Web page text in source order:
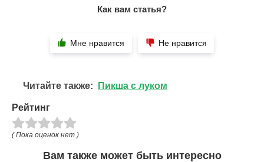
Как вам статья?
Мне нравится Не нравится
Читайте также: Пикша с луком
Рейтинг
( Пока оценок нет )
Вам также может быть интересно